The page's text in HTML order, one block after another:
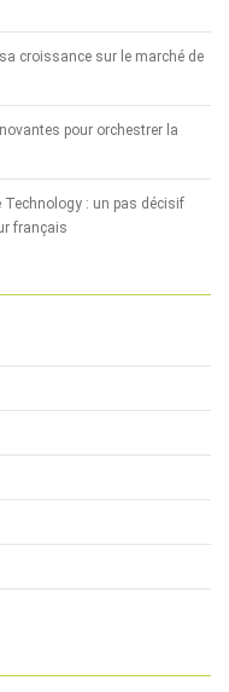
croissance sur le marché de
pour orchestrer la
Technology : un pas décisif
français